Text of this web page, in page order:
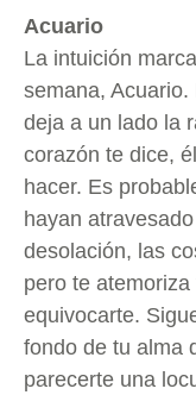
Acuario
La intuición
semana,
deja a un lado la
corazón te dice,
hacer. Es
hayan
desolación, las
pero te
equivocarte.
fondo de tu alma
parecerte una